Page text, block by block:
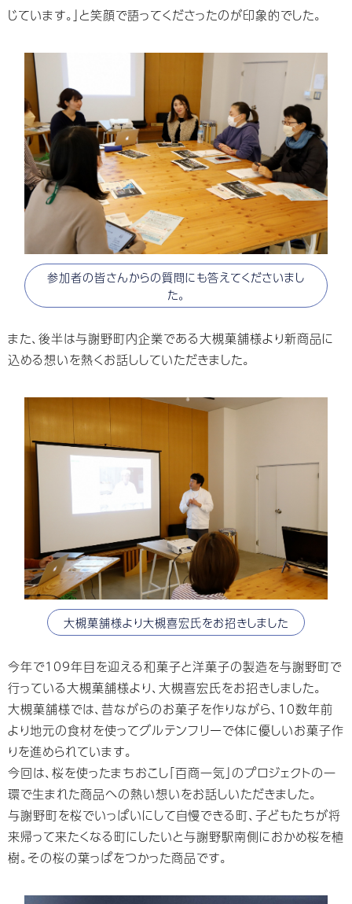
じています。」と笑顔で語ってくださったのが印象的でした。
参加者の皆さんからの質問にも答えてくださいまし
た。
また、後半は与謝野町内企業である大槻菓舗様より新商品に
込める想いを熱くお話ししていただきました。
大槻菓舗様より大槻喜宏氏をお招きしました
今年で109年目を迎える和菓子と洋菓子の製造を与謝野町で
行っている大槻菓舗様より、大槻喜宏氏をお招きしました。
大槻菓舗様では、昔ながらのお菓子を作りながら、10数年前
より地元の食材を使ってグルテンフリーで体に優しいお菓子作
りを進められています。
今回は、桜を使ったまちおこし「百商一気」のプロジェクトの一
環で生まれた商品への熱い想いをお話しいただきました。
与謝野町を桜でいっぱいにして自慢できる町、子どもたちが将
来帰って来たくなる町にしたいと与謝野駅南側におかめ桜を植
樹。その桜の葉っぱをつかった商品です。